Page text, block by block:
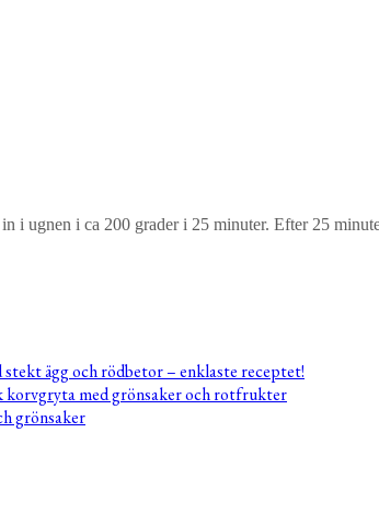
i ugnen i ca 200 grader i 25 minuter. Efter 25
stekt ägg och rödbetor – enklaste receptet!
korvgryta med grönsaker och rotfrukter
grönsaker